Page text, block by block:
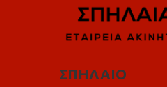
ΣΠΗΛΑΙΟ